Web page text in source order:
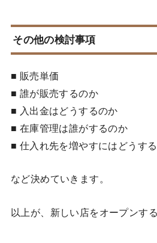
その他の検討事項
■ 販売単価
■ 誰が販売するのか
■ 入出金はどうするのか
■ 在庫管理は誰がするのか
■ 仕入れ先を増やすにはどうす
など決めていきます。
以上が、新しい店をオープンす